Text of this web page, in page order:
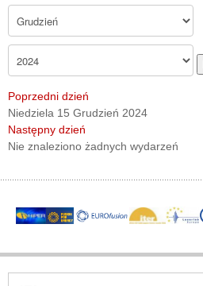
Poprzedni dzień
Niedziela 15 Grudzień 2024
Następny dzień
Nie znaleziono żadnych wydarzeń